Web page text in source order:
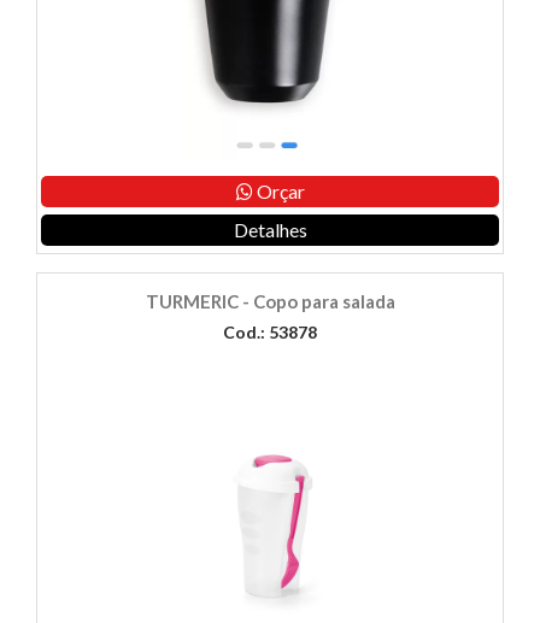
Orçar
Detalhes
TURMERIC - Copo para salada
Cod.: 53878